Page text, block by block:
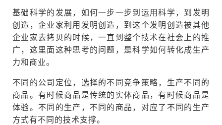
基础科学的发展，如何一步一步到运用科学，到发明
创造，企业家利用发明创造，到这个发明创造被其他
企业家去拷贝的时候，一直到整个技术在社会上的推
广，这里面这种思考的问题，是科学如何转化成生产
力和商业。
不同的公司定位，选择的不同竞争策略，生产不同的
商品。有时候商品是传统的实体商品，有时候商品是
体验。不同的生产，不同的商品，对应了不同的生产
方式有不同的技术支撑。